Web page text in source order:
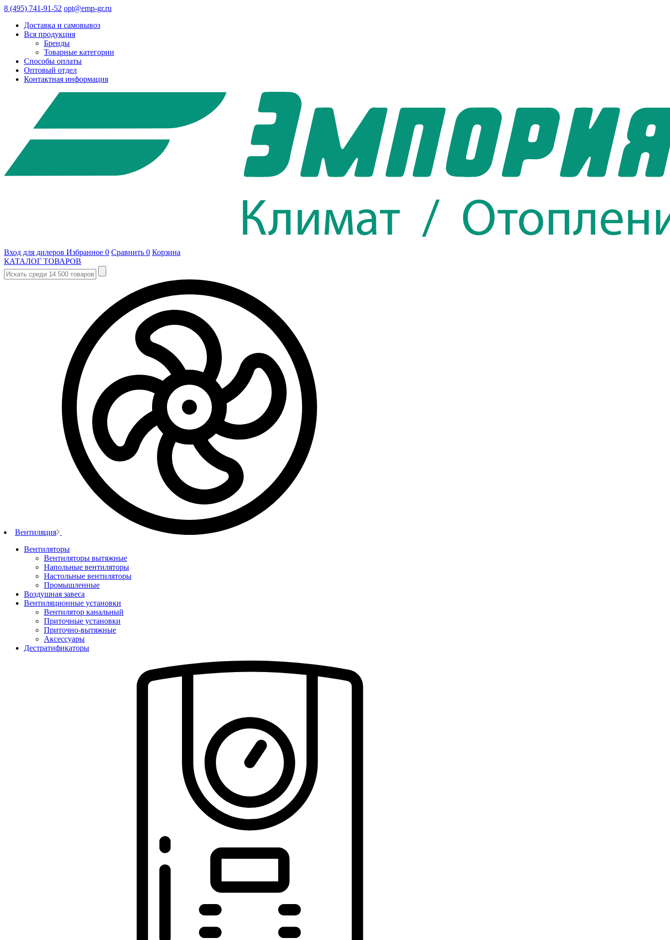
8 (495) 741-91-52 opt@emp-gr.ru
Доставка и самовывоз
Вся продукция
Бренды
Товарные категории
Способы оплаты
Оптовый отдел
Контактная информация
Вход для дилеров Избранное 0 Сравнить 0 Корзина
КАТАЛОГ ТОВАРОВ
Вентиляция
Вентиляторы
Вентиляторы вытяжные
Напольные вентиляторы
Настольные вентиляторы
Промышленные
Воздушная завеса
Вентиляционные установки
Вентилятор канальный
Приточные установки
Приточно-вытяжные
Аксессуары
Дестратификаторы